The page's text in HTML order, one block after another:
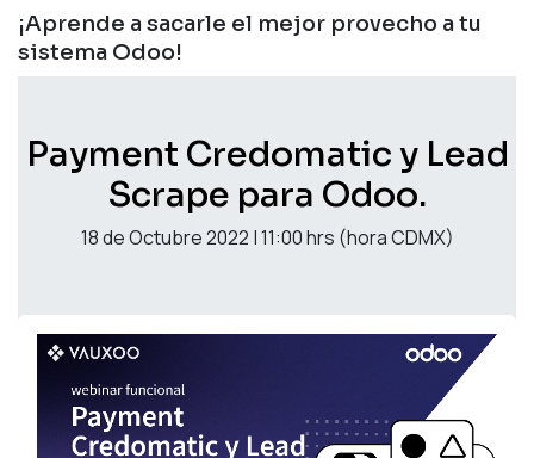
¡Aprende a sacarle el mejor provecho a tu
sistema Odoo!
Payment Credomatic y Lead
Scrape para Odoo.
18 de Octubre 2022 | 11:00 hrs (hora CDMX)